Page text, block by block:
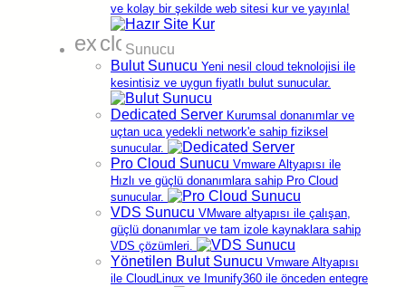
ve kolay bir şekilde web sitesi kur ve yayınla!
expand_more
cloudSunucu
Bulut Sunucu Yeni nesil cloud teknolojisi ile
kesintisiz ve uygun fiyatlı bulut sunucular.
Dedicated Server Kurumsal donanımlar ve
uçtan uca yedekli network'e sahip fiziksel
sunucular.
Pro Cloud Sunucu Vmware Altyapısı ile
Hızlı ve güçlü donanımlara sahip Pro Cloud
sunucular.
VDS Sunucu VMware altyapısı ile çalışan,
güçlü donanımlar ve tam izole kaynaklara sahip
VDS çözümleri.
Yönetilen Bulut Sunucu Vmware Altyapısı
ile CloudLinux ve Imunify360 ile önceden entegre
Belge, Akreditasyon
BTK akredite .TR kayıt kuruluşu — alan adı
tescilinde doğrudan yetkili operatör.
TÜRKAK onaylı ISO 9001 & ISO 27001
bağımsız denetimden geçen kalite ve bilgi
güvenliği yönetim sistemleri.
RIPE NCC üyesi · AS3188— IP bloklarını ve
internet omurgasını doğrudan yöneten bağımsız
Alastyr Veri Merkezi (İzmir) — N+1 yedekli,
kiralık değil Alastyr'a ait altyapı.
%100 Türk sermayesi, 2002'den beri (25 yıla
yakın); 45 binden fazla hosting, yaklaşık 50 bin
alan adı ve 2.000'den fazla sunucu müşterisi;
Google'da 4,9/5 (453 değerlendirme).